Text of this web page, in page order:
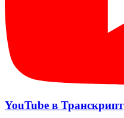
YouTube в Транскрипт